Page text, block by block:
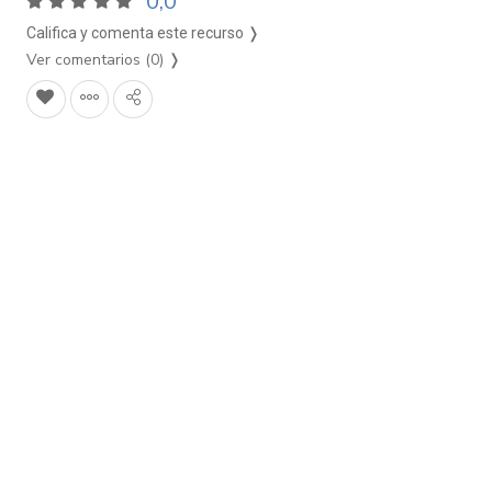
Califica y comenta este recurso ❭
Ver comentarios (0) ❭